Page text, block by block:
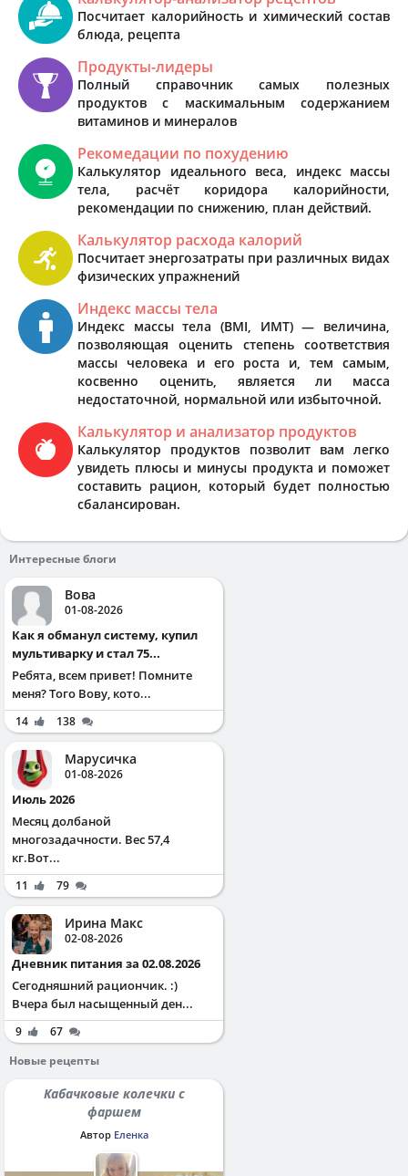
Посчитает калорийность и химический состав
блюда, рецепта
Продукты-лидеры
Полный справочник самых полезных
продуктов с маскимальным содержанием
витаминов и минералов
Рекомедации по похудению
Калькулятор идеального веса, индекс массы
тела, расчёт коридора калорийности,
рекомендации по снижению, план действий.
Калькулятор расхода калорий
Посчитает энергозатраты при различных видах
физических упражнений
Индекс массы тела
Индекс массы тела (BMI, ИМТ) — величина,
позволяющая оценить степень соответствия
массы человека и его роста и, тем самым,
косвенно оценить, является ли масса
недостаточной, нормальной или избыточной.
Калькулятор и анализатор продуктов
Калькулятор продуктов позволит вам легко
увидеть плюсы и минусы продукта и поможет
составить рацион, который будет полностью
сбалансирован.
Интересные блоги
Вова
01-08-2026
Как я обманул систему, купил
мультиварку и стал 75...
Ребята, всем привет! Помните
меня? Того Вову, кото...
14 138
Марусичка
01-08-2026
Июль 2026
Месяц долбаной
многозадачности. Вес 57,4
кг.Вот...
11 79
Ирина Макс
02-08-2026
Дневник питания за 02.08.2026
Сегодняшний рациончик. :)
Вчера был насыщенный ден...
9
67
Новые рецепты
Кабачковые колечки с
фаршем
Автор Еленка